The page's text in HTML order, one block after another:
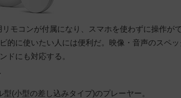
モコンが付属になり、スマホを使わずに操作が
的に使いたい人には便利だ。映像・音声のスペ
ドにも対応する。
(小型の差し込みタイプ)のプレーヤー。